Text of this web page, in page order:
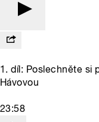
1. díl: Poslechněte si
Hávovou
23:58